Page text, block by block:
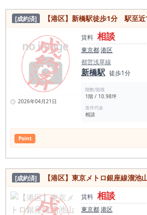
[成約済] 【港区】新橋駅徒歩1分 駅至近で集客
2026年04月21日
賃料 相談
東京都港区
都営浅草線
新橋駅 徒歩1分
階数/面積
1階 / 10.98坪
造作代金
相談
Point
[成約済] 【港区】東京メトロ銀座線溜池山王駅徒歩2分 駅からすぐの好立地♪
賃料 相談
東京都港区